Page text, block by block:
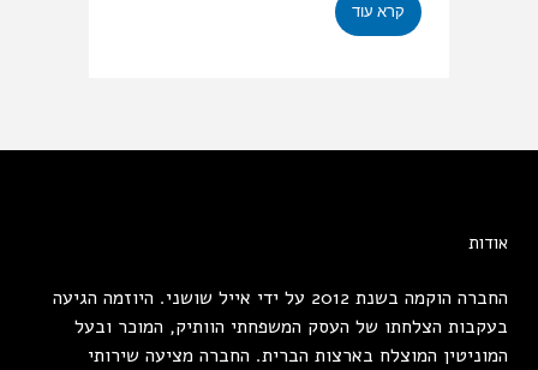
קרא עוד
אודות
החברה הוקמה בשנת 2012 על ידי אייל שושני. היוזמה הגיעה
בעקבות הצלחתו של העסק המשפחתי הוותיק, המוכר ובעל
המוניטין המוצלח בארצות הברית. החברה מציעה שירותי